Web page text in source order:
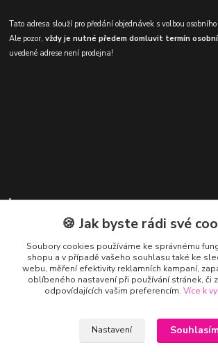
Tato adresa slouží pro předání objednávek s volbou osobního
Ale pozor,vždy je nutné předem domluvit termín
uvedené adrese není prodejna!
Kontakty
Honza Adámek
honza@panenkysberatelske.cz
🍪 Jak byste rádi své
Soubory cookies používáme ke správnému
shopu a v případě vašeho souhlasu také ke
webu, měření efektivity reklamních kampaní,
oblíbeného nastavení při používání stránek, či
odpovídajících vašim preferencím. Více k
Nastavení